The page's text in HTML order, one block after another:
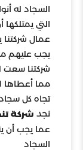
السجاد له
التي
عمال
يجب عليهم
شركتنا
مما أعطاها
تجاه كل
نجد شركة
عما يجب أن
السجاد